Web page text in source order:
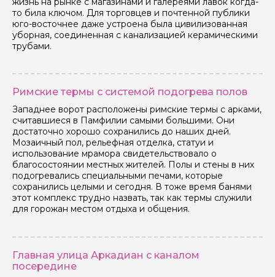
то била ключом. Для торговцев и почтенной публики
юго-восточнее даже устроена была цивилизованная
уборная, соединенная с канализацией керамическими
трубами.
Римские термы с системой подогрева полов
Западнее ворот расположены римские термы с арками,
считавшиеся в Памфилии самыми большими. Они
достаточно хорошо сохранились до наших дней.
Мозаичный пол, рельефная отделка, статуи и
использование мрамора свидетельствовало о
благосостоянии местных жителей. Полы и стены в них
подогревались специальными печами, которые
сохранились целыми и сегодня. В тоже время банями
этот комплекс трудно назвать, так как термы служили
для горожан местом отдыха и общения.
Главная улица Аркадиан с каналом
посередине